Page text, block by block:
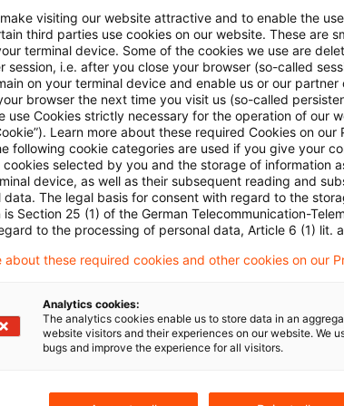
Plus tagesaktuell, wie sich die
eingehalten wird und wann die
kein PwC Plus-Abonnement?
zunächst für denkostenfreien Bereich
und
unter dem Menüpunkt "Abo" ein
visiting our website attractive and to enable the
third parties use cookies on our website. These are
terminal device. Some of the cookies we use are
session, i.e. after you close your browser (so-called
on your terminal device and enable us or our partner
browser the next time you visit us (so-called
use Cookies strictly necessary for the operation of our
Learn more about these required Cookies on our
following cookie categories are used if you give your
cookies selected by you and the storage of information
device, as well as their subsequent reading and
data. The legal basis for consent with regard to the
is Section 25 (1) of the German Telecommunication-
to the processing of personal data, Article 6 (1) lit. a
about these required cookies and other cookies on our
Analytics cookies:
The analytics cookies enable us to store data in an
website visitors and their experiences on our website. We
bugs and improve the experience for all visitors.